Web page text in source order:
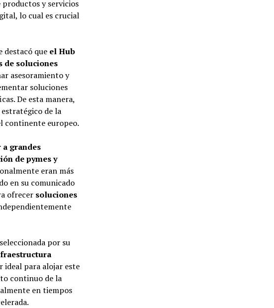
y servicios
lo cual es crucial
destacó que el Hub
de soluciones
asesoramiento y
soluciones
De esta manera,
de la
continente europeo.
grandes
de pymes y
eran más
en su comunicado
ofrecer soluciones
por su
ideal para alojar este
continuo de la
en tiempos